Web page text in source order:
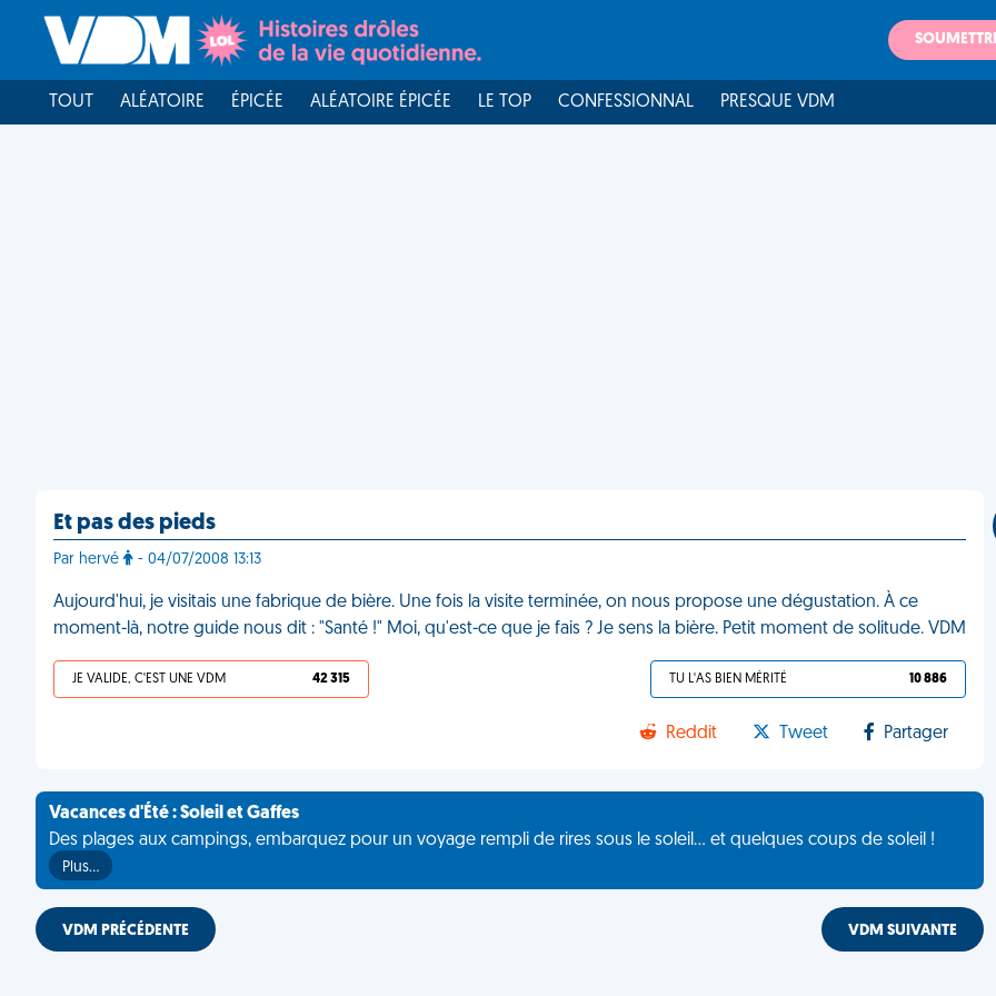
TOUT ALÉATOIRE ÉPICÉE ALÉATOIRE ÉPICÉE LE TOP CONFESSIONNAL PRESQUE VDM
Et pas des pieds
Par hervé - 04/07/2008 13:13
Aujourd'hui, je visitais une fabrique de bière. Une fois la visite terminée, on nous propose une dégustation. À ce
moment-là, notre guide nous dit : "Santé !" Moi, qu'est-ce que je fais ? Je sens la bière. Petit moment de solitude. VDM
JE VALIDE, C'EST UNE VDM 42 315 TU L'AS BIEN MÉRITÉ 10 886
Reddit Tweet Partager
Vacances d'Été : Soleil et Gaffes
Des plages aux campings, embarquez pour un voyage rempli de rires sous le soleil... et quelques coups de soleil !
Plus…
VDM PRÉCÉDENTE VDM SUIVANTE